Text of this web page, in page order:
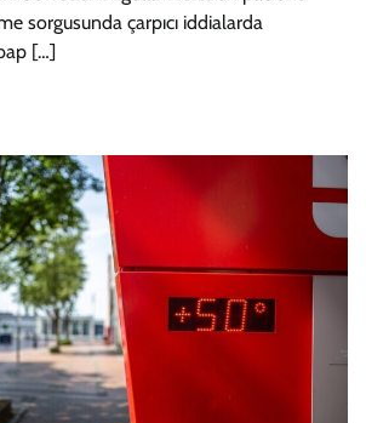
sorgusunda çarpıcı iddialarda
[…]